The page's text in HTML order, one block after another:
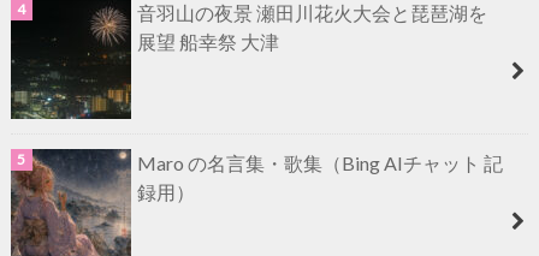
音羽山の夜景 瀬田川花火大会と琵琶湖を
展望 船幸祭 大津
Maro の名言集・歌集（Bing AIチャット 記
録用）